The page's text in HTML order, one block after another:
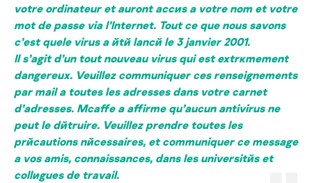
votre ordinateur et auront accиs a votre nom et votre
mot de passe via l’Internet. Tout ce que nous savons
c’est quele virus a йtй lancй le 3 janvier 2001.
Il s’agit d’un tout nouveau virus qui est extrкmement
dangereux. Veuillez communiquer ces renseignements
par mail a toutes les adresses dans votre carnet
d’adresses. Mcaffe a affirme qu’aucun antivirus ne
peut le dйtruire. Veuillez prendre toutes les
prйcautions nйcessaires, et communiquer ce message
a vos amis, connaissances, dans les universitйs et
collиgues de travail.